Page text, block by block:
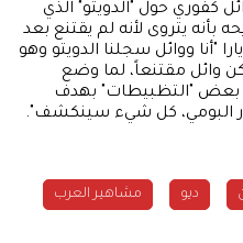
كفوري حول "الدويتو" الذي
بأنه يتروى لأنه لم يقتنع بعد
"أنا ووائل سجلنا الدويتو وهو
وائل مقتنعاً، لما وضع
بعض "التظبيطات" بهدف
البومي، كل شيء سينكشف".
ديو مشاهير العرب